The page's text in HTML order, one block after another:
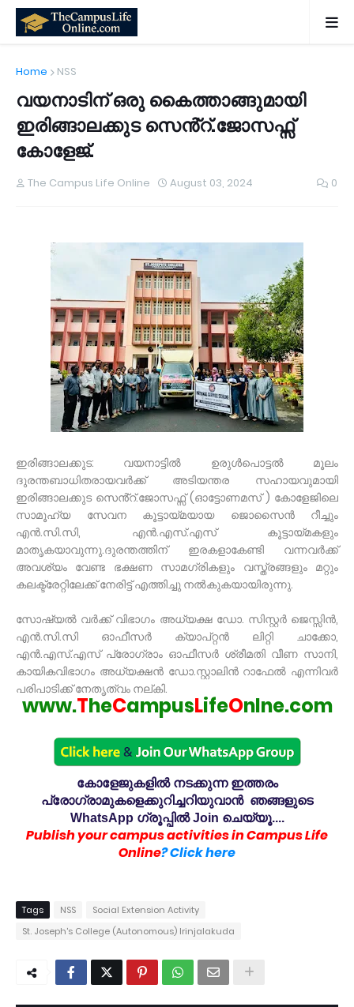
Home NSS
വയനാടിന് ഒരു കൈത്താങ്ങുമായി
ഇരിങ്ങാലക്കുട സെൻ്റ്.ജോസഫ്സ്
കോളേജ്.
The Campus Life Online August 03, 2024 0
ഇരിങ്ങാലക്കുട: വയനാട്ടിൽ ഉരുൾപൊട്ടൽ മൂലം
ദുരന്തബാധിതരായവർക്ക് അടിയന്തര സഹായവുമായി
ഇരിങ്ങാലക്കുട സെൻ്റ്.ജോസഫ്സ് (ഓട്ടോണമസ് ) കോളേജിലെ
സാമൂഹ്യ സേവന കൂട്ടായ്മയായ ജൊസൈൻ റീച്ചും
എൻ.സി.സി, എൻ.എസ്.എസ് കൂട്ടായ്മകളും
മാതൃകയാവുന്നു.ദുരന്തത്തിന് ഇരകളാകേണ്ടി വന്നവർക്ക്
അവശ്യം വേണ്ട ഭക്ഷണ സാമഗ്രികളും വസ്ത്രങ്ങളും മറ്റും
കലക്ട്രേറ്റിലേക്ക് നേരിട്ട് എത്തിച്ചു നൽകുകയായിരുന്നു.
സോഷ്യൽ വർക്ക് വിഭാഗം അധ്യക്ഷ ഡോ. സിസ്റ്റർ ജെസ്സിൻ,
എൻ.സി.സി ഓഫീസർ ക്യാപ്റ്റൻ ലിറ്റി ചാക്കോ,
എൻ.എസ്.എസ് പ്രോഗ്രാം ഓഫീസർ ശ്രീമതി വീണ സാനി,
കായികവിഭാഗം അധ്യക്ഷൻ ഡോ.സ്റ്റാലിൻ റാഫേൽ എന്നിവർ
പരിപാടിക്ക് നേതൃത്വം നല്കി.
www.TheCampusLifeOnlne.com
കോളേജുകളിൽ നടക്കുന്ന ഇത്തരം
പ്രോഗ്രാമുകളെക്കുറിച്ചറിയുവാൻ ഞങ്ങളുടെ
WhatsApp ഗ്രൂപ്പിൽ Join ചെയ്യൂ....
Publish your campus activities in Campus Life
Online? Click here
Tags NSS
Social Extension Activity
St. Joseph's College (Autonomous) Irinjalakuda